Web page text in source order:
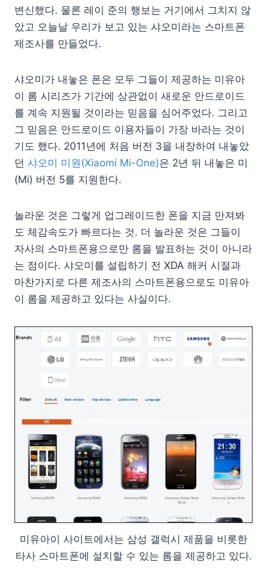
변신했다. 물론 레이 준의 행보는 거기에서 그치지 않
았고 오늘날 우리가 보고 있는 샤오미라는 스마트폰
제조사를 만들었다.
샤오미가 내놓은 폰은 모두 그들이 제공하는 미유아
이 롬 시리즈가 기간에 상관없이 새로운 안드로이드
를 계속 지원될 것이라는 믿음을 심어주었다. 그리고
그 믿음은 안드로이드 이용자들이 가장 바라는 것이
기도 했다. 2011년에 처음 버전 3을 내장하여 내놓았
던 샤오미 미원(Xiaomi Mi-One)은 2년 뒤 내놓은 미
(Mi) 버전 5를 지원한다.
놀라운 것은 그렇게 업그레이드한 폰을 지금 만져봐
도 체감속도가 빠르다는 것. 더 놀라운 것은 그들이
자사의 스마트폰용으로만 롬을 발표하는 것이 아니라
는 점이다. 샤오미를 설립하기 전 XDA 해커 시절과
마찬가지로 다른 제조사의 스마트폰용으로도 미유아
이 롬을 제공하고 있다는 사실이다.
미유아이 사이트에서는 삼성 갤럭시 제품을 비롯한
타사 스마트폰에 설치할 수 있는 롬을 제공하고 있다.